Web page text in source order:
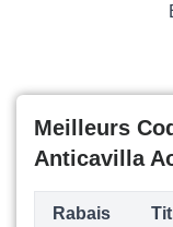
Meilleurs
Anticavilla
Rabais